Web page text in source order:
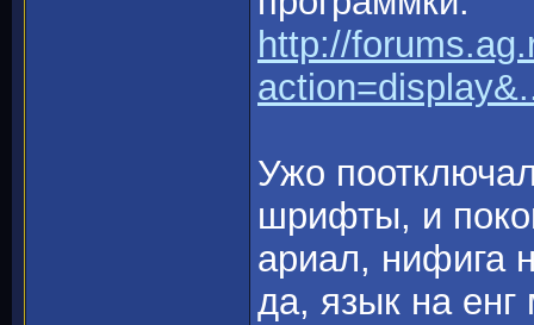
http://
Ужо
шрифты, и
ариал, нифига
да, язык на